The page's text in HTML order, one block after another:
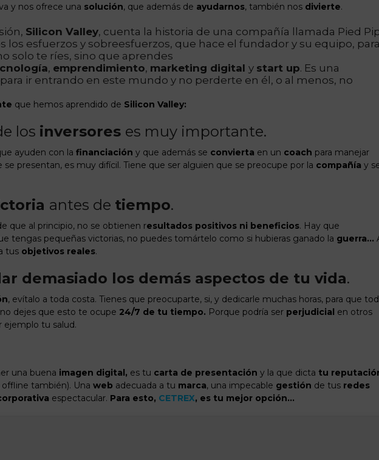
y nos ofrece una solución, que además de ayudarnos, también nos divierte.
Silicon Valley, cuenta la historia de una compañía llamada Pied
los esfuerzos y sobreesfuerzos, que hace el fundador y su equipo, para
solo te ríes, sino que aprendes
, emprendimiento, marketing digital y start up. Es una
para ir entrando en este mundo y no perderte en él, o al menos, no
que hemos aprendido de Silicon Valley:
los inversores es muy importante.
ayuden con la financiación y que además se convierta en un coach para manejar
se presentan, es muy difícil. Tiene que ser alguien que se preocupe por la compañía y
antes de tiempo.
que al principio, no se obtienen resultados positivos ni beneficios. Hay que
tengas pequeñas victorias, no puedes tomártelo como si hubieras ganado la guerra…
tus objetivos reales.
demasiado los demás aspectos de tu vida.
, evítalo a toda costa. Tienes que preocuparte, si, y dedicarle muchas horas, para que
dejes que esto te ocupe 24/7 de tu tiempo. Porque podría ser perjudicial en otros
ejemplo tu salud.
una buena imagen digital, es tu carta de presentación y la que dicta tu
offline también). Una web adecuada a tu marca, una impecable gestión de tus redes
espectacular. Para esto, CETREX, es tu mejor opción…